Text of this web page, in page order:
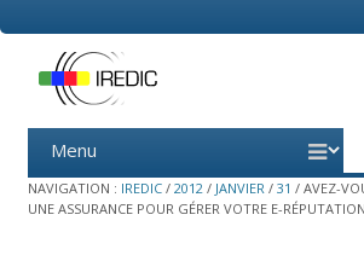
Menu
content
NAVIGATION : IREDIC / 2012 / JANVIER / 31 / AVEZ-
UNE ASSURANCE POUR GÉRER VOTRE E-